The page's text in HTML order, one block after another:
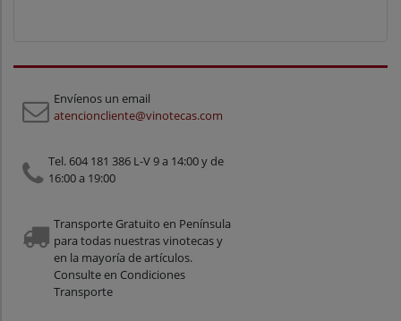
Envíenos un email
atencioncliente@vinotecas.com
Tel. 604 181 386 L-V 9 a 14:00 y de
16:00 a 19:00
Transporte Gratuito en Península
para todas nuestras vinotecas y
en la mayoría de artículos.
Consulte en Condiciones
Transporte